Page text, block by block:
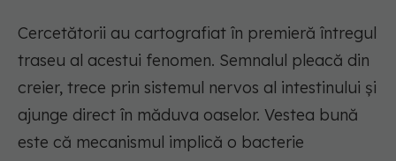
Cercetătorii au cartografiat în premieră întregul
traseu al acestui fenomen. Semnalul pleacă din
creier, trece prin sistemul nervos al intestinului și
ajunge direct în măduva oaselor. Vestea bună
este că mecanismul implică o bacterie